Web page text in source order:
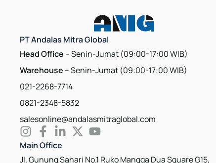
PT Andalas Mitra Global
Head Office -- Senin-Jumat (09:00-17:00 WIB)
Warehouse -- Senin-Jumat (09:00-17:00 WIB)
021-2268-7714
0821-2348-5832
salesonline@andalasmitraglobal.com
Main Office
Jl. Gunung Sahari No.1 Ruko Mangga Dua Square G15,